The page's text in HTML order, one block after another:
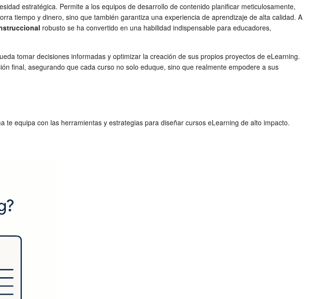
estratégica. Permite a los equipos de desarrollo de contenido planificar meticulosamente,
tiempo y dinero, sino que también garantiza una experiencia de aprendizaje de alta calidad. A
robusto se ha convertido en una habilidad indispensable para educadores,
tomar decisiones informadas y optimizar la creación de sus propios proyectos de eLearning.
final, asegurando que cada curso no solo eduque, sino que realmente empodere a sus
equipa con las herramientas y estrategias para diseñar cursos eLearning de alto impacto.